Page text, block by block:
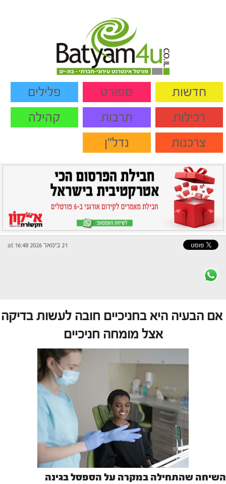
חדשות ספורט
פלילים
רכילות
תרבות
קהילה
צרכנות
נדל"ן
21 בינואר 2026 at 16:48
אם הבעיה היא בחניכיים חובה לעשות בדיקה
אצל מומחה חניכיים
השיחה שהתחילה במקרה על הספסל בגינה